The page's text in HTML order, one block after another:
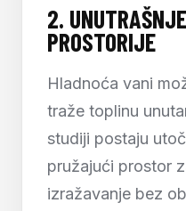
2.
PROSTORIJE
Hladnoća vani
traže toplinu
studiji postaju
pružajući prostor
izražavanje bez